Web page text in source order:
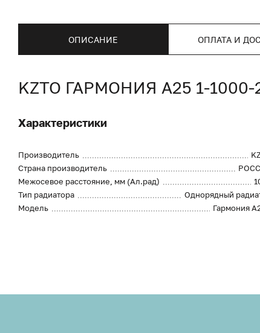
ОПИСАНИЕ ОПЛАТА И
KZTO ГАРМОНИЯ А25 1-
Характеристики
Производитель
Страна производитель
Межосевое расстояние, мм (Ал.рад)
Тип радиатора
Однорядный
Модель
Гармония